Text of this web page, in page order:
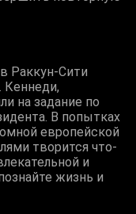
Раккун-Сити
Кеннеди,
на задание по
В попытках
европейской
творится что-
и
жизнь и